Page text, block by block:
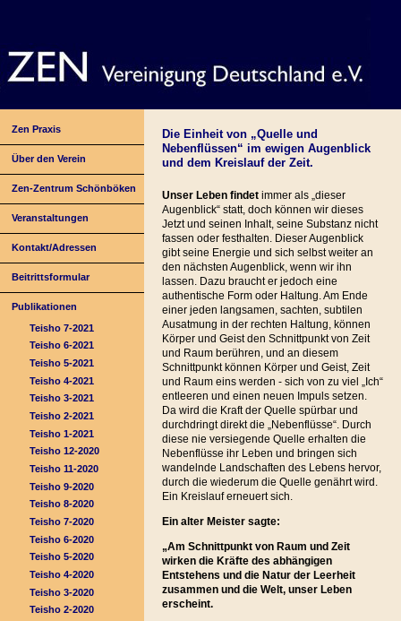
Zen Praxis
Über den Verein
Zen-Zentrum Schönböken
Veranstaltungen
Kontakt/Adressen
Beitrittsformular
Publikationen
Teisho 7-2021
Teisho 6-2021
Teisho 5-2021
Teisho 4-2021
Teisho 3-2021
Teisho 2-2021
Teisho 1-2021
Teisho 12-2020
Teisho 11-2020
Teisho 9-2020
Teisho 8-2020
Teisho 7-2020
Teisho 6-2020
Teisho 5-2020
Teisho 4-2020
Teisho 3-2020
Teisho 2-2020
Die Einheit von „Quelle und
Nebenflüssen“ im ewigen Augenblick
und dem Kreislauf der Zeit.
Unser Leben findetimmer als „dieser
Augenblick“ statt, doch können wir dieses
Jetzt und seinen Inhalt, seine Substanz nicht
fassen oder festhalten. Dieser Augenblick
gibt seine Energie und sich selbst weiter an
den nächsten Augenblick, wenn wir ihn
lassen. Dazu braucht er jedoch eine
authentische Form oder Haltung. Am Ende
einer jeden langsamen, sachten, subtilen
Ausatmung in der rechten Haltung, können
Körper und Geist den Schnittpunkt von Zeit
und Raum berühren, und an diesem
Schnittpunkt können Körper und Geist, Zeit
und Raum eins werden - sich von zu viel „Ich“
entleeren und einen neuen Impuls setzen.
Da wird die Kraft der Quelle spürbar und
durchdringt direkt die „Nebenflüsse“. Durch
diese nie versiegende Quelle erhalten die
Nebenflüsse ihr Leben und bringen sich
wandelnde Landschaften des Lebens hervor,
durch die wiederum die Quelle genährt wird.
Ein Kreislauf erneuert sich.
Ein alter Meister sagte:
„Am Schnittpunkt von Raum und Zeit
wirken die Kräfte des abhängigen
Entstehens und die Natur der Leerheit
zusammen und die Welt, unser Leben
erscheint.